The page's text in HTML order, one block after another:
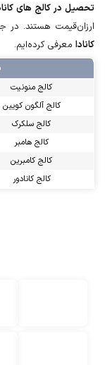
تحصیل در کا‌لج ها‌ی
ارزان‌قیمت هستند. در
کانادا معرفی کرده‌ایم.
کالج منونیت
کالج آلگون کویین
کالج سلکرک
کالج هامبر
کالج کامبرین
کالج کانادور